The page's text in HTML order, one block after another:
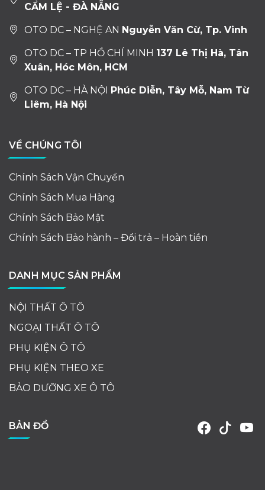
CẨM LỆ - ĐÀ NẴNG
OTO DC – NGHỆ AN Nguyễn Văn Cừ, Tp. Vinh
OTO DC – TP HỒ CHÍ MINH 137 Lê Thị Hà, Tân
Xuân, Hóc Môn, HCM
OTO DC – HÀ NỘI Phúc Diễn, Tây Mỗ, Nam Từ
Liêm, Hà Nội
VỀ CHÚNG TÔI
Chính Sách Vận Chuyển
Chính Sách Mua Hàng
Chính Sách Bảo Mật
Chính Sách Bảo hành – Đổi trả – Hoàn tiền
DANH MỤC SẢN PHẨM
NỘI THẤT Ô TÔ
NGOẠI THẤT Ô TÔ
PHỤ KIỆN Ô TÔ
PHỤ KIỆN THEO XE
BẢO DƯỠNG XE Ô TÔ
BẢN ĐỒ